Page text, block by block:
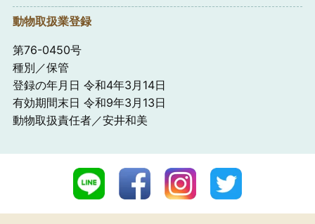
動物取扱業登録
第76-0450号
種別／保管
登録の年月日 令和4年3月14日
有効期間末日 令和9年3月13日
動物取扱責任者／安井和美